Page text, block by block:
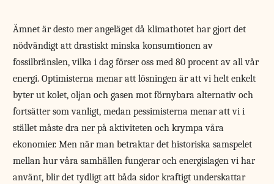
Ämnet är desto mer angeläget då klimathotet har gjort det
nödvändigt att drastiskt minska konsumtionen av
fossilbränslen, vilka i dag förser oss med 80 procent av all vår
energi. Optimisterna menar att lösningen är att vi helt enkelt
byter ut kolet, oljan och gasen mot förnybara alternativ och
fortsätter som vanligt, medan pessimisterna menar att vi i
stället måste dra ner på aktiviteten och krympa våra
ekonomier. Men när man betraktar det historiska samspelet
mellan hur våra samhällen fungerar och energislagen vi har
använt, blir det tydligt att båda sidor kraftigt underskattar